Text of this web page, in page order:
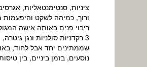
ציניות, סנטימנטאליות,
ורוך, כמיהה לשקט והיפעמות
ריבוי פנים באותה אישה
3 רקדניות סולניות ונגן גיטרה,
שממתינים יחד אבל לחוד,
נוסעים, בזמן ביניים, בין